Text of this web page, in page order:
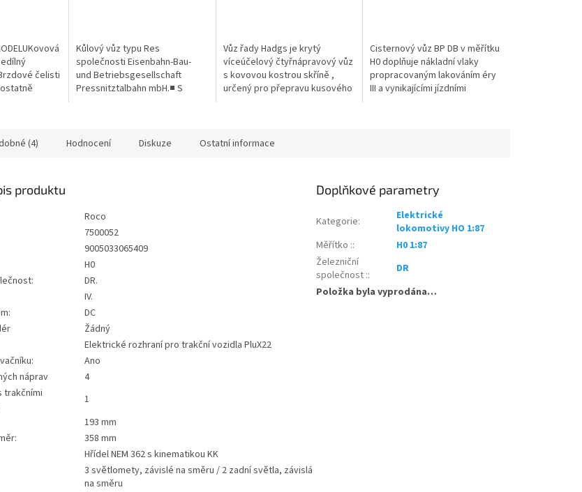
čelisti
Kůlový vůz typu Res
společnosti Eisenbahn-Bau-
und Betriebsgesellschaft
Pressnitztalbahn mbH.■ S
Vůz řady Hadgs je krytý
víceúčelový čtyřnápravový vůz
s kovovou kostrou skříně ,
určený pro přepravu kusového
Cisternový vůz BP DB v měřítku
H0 doplňuje nákladní vlaky
propracovaným lakováním éry
III a vynikajícími jízdními
(4) Hodnocení Diskuze Ostatní informace
produktu
Roco
7500052
9005033065409
H0
DR.
IV.
DC
Žádný
Elektrické rozhraní pro trakční vozidla PluX22
Ano
náprav
4
trakčními
1
193 mm
358 mm
Hřídel NEM 362 s kinematikou KK
3 světlomety, závislé na směru / 2 zadní světla, závislá
na směru
Doplňkové parametry
Kategorie:
Elektrické
lokomotivy HO 1:87
Měřítko ::
H0 1:87
Železniční
společnost ::
DR
Položka byla vyprodána…